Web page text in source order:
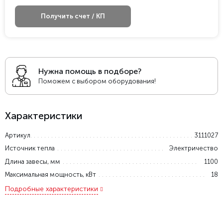
Нужна помощь в подборе?
Поможем с выбором оборудования!
Характеристики
Артикул
3111027
Источник тепла
Электричество
Длина завесы, мм
1100
Максимальная мощность, кВт
18
Подробные характеристики
Получить счет / КП